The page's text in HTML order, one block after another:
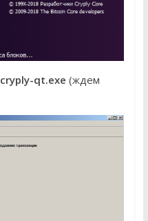
cryply-qt.exe (ждем